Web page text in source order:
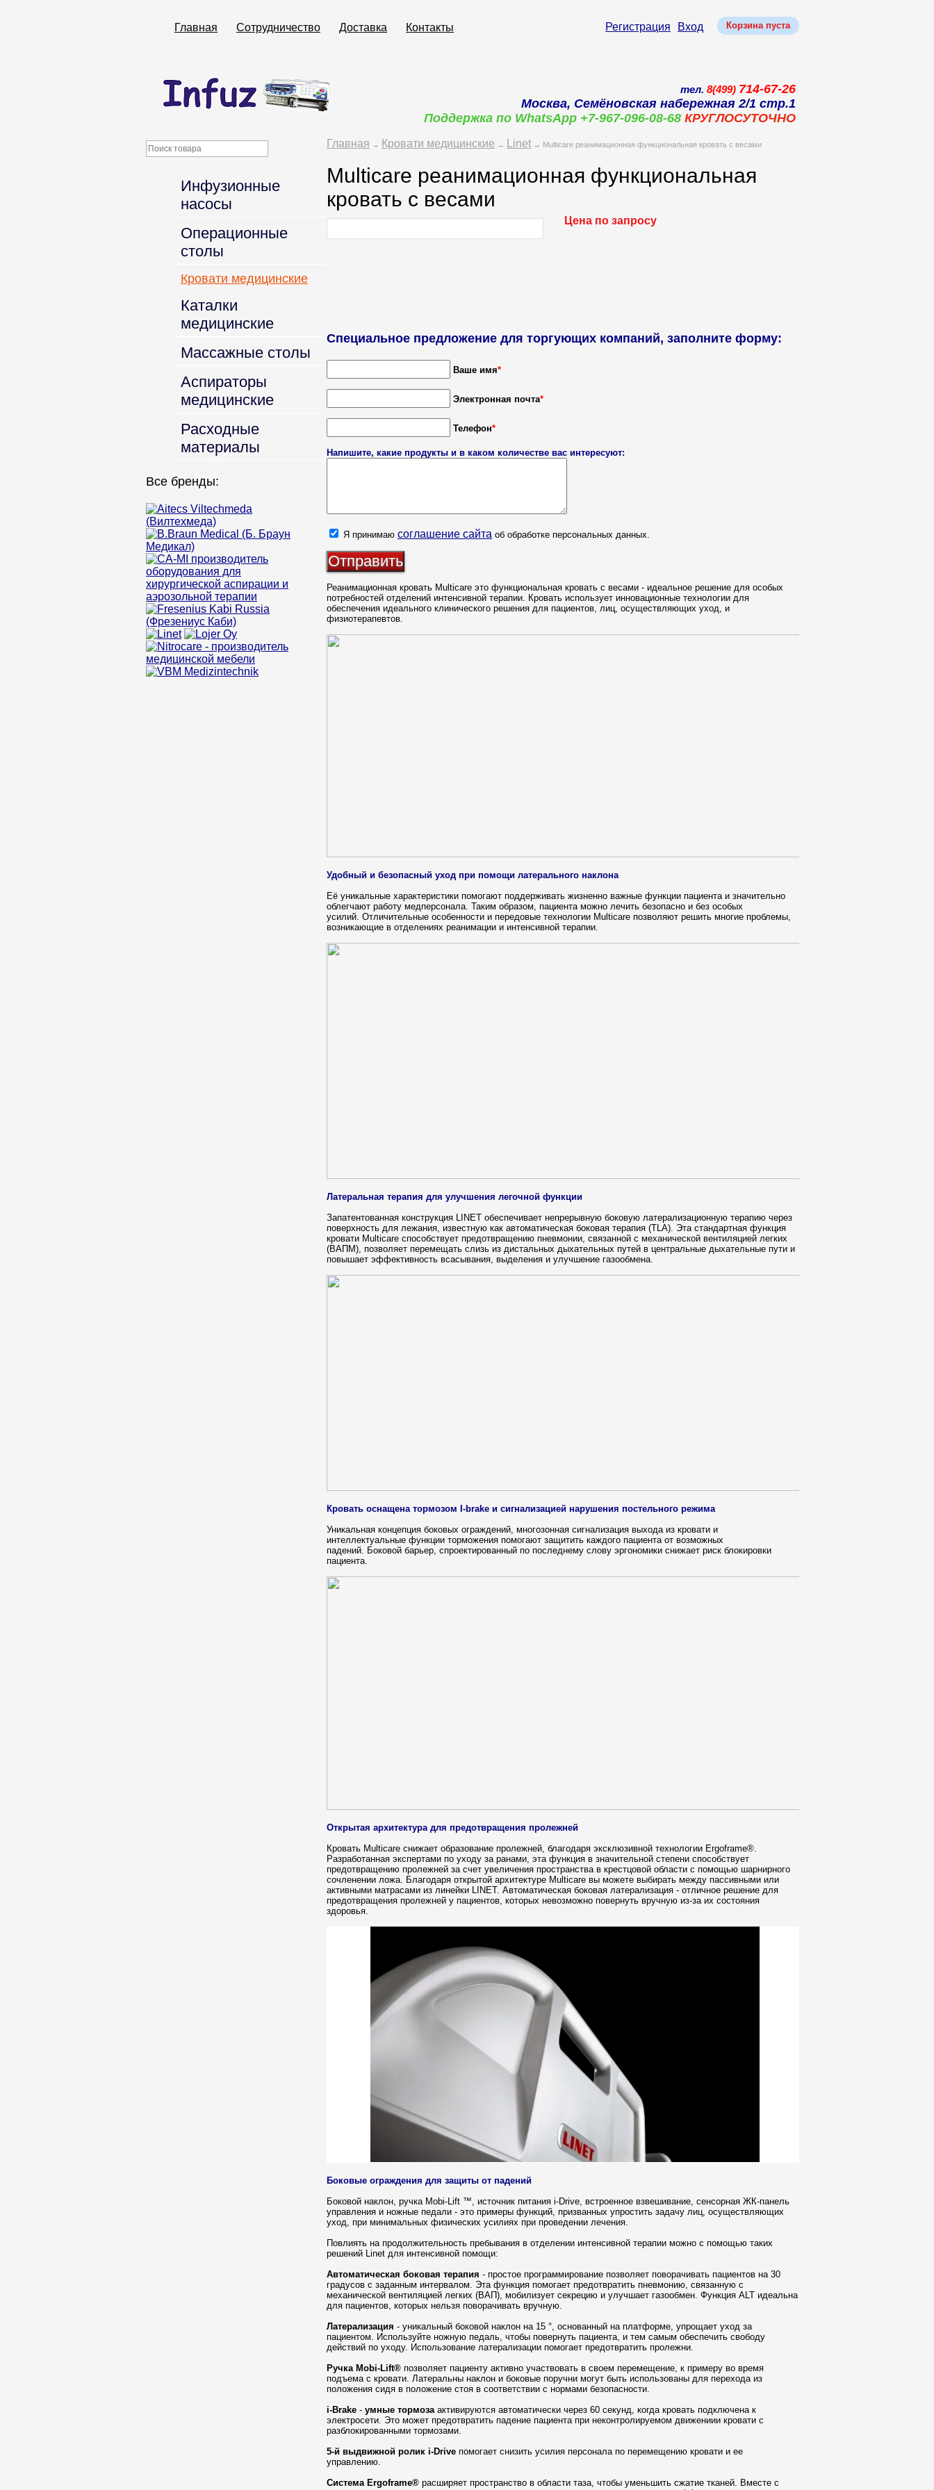
Главная Сотрудничество Доставка Контакты Корзина пуста
Регистрация Вход
тел. 8(499) 714-67-26
Москва, Семёновская набережная 2/1 стр.1
Поддержка по WhatsApp +7-967-096-08-68 КРУГЛОСУТОЧНО
Главная → Кровати медицинские → Linet → Multicare реанимационная функциональная кровать с весами
Multicare реанимационная функциональная
кровать с весами
Цена по запросу
Специальное предложение для торгующих компаний, заполните форму:
Ваше имя*
Электронная почта*
Телефон*
Напишите, какие продукты и в каком количестве вас интересуют:
Я принимаю соглашение сайта об обработке персональных данных.
Реанимационная кровать Multicare это функциональная кровать с весами - идеальное решение для особых
потребностей отделений интенсивной терапии. Кровать использует инновационные технологии для
обеспечения идеального клинического решения для пациентов, лиц, осуществляющих уход, и
физиотерапевтов.
Удобный и безопасный уход при помощи латерального наклона
Её уникальные характеристики помогают поддерживать жизненно важные функции пациента и значительно
облегчают работу медперсонала. Таким образом, пациента можно лечить безопасно и без особых
усилий. Отличительные особенности и передовые технологии Multicare позволяют решить многие проблемы,
возникающие в отделениях реанимации и интенсивной терапии.
Латеральная терапия для улучшения легочной функции
Запатентованная конструкция LINET обеспечивает непрерывную боковую латерализационную терапию через
поверхность для лежания, известную как автоматическая боковая терапия (TLA). Эта стандартная функция
кровати Multicare способствует предотвращению пневмонии, связанной с механической вентиляцией легких
(ВАПМ), позволяет перемещать слизь из дистальных дыхательных путей в центральные дыхательные пути и
повышает эффективность всасывания, выделения и улучшение газообмена.
Кровать оснащена тормозом I-brake и сигнализацией нарушения постельного режима
Уникальная концепция боковых ограждений, многозонная сигнализация выхода из кровати и
интеллектуальные функции торможения помогают защитить каждого пациента от возможных
падений. Боковой барьер, спроектированный по последнему слову эргономики снижает риск блокировки
пациента.
Открытая архитектура для предотвращения пролежней
Кровать Multicare снижает образование пролежней, благодаря эксклюзивной технологии Ergoframe®.
Разработанная экспертами по уходу за ранами, эта функция в значительной степени способствует
предотвращению пролежней за счет увеличения пространства в крестцовой области с помощью шарнирного
сочленении ложа. Благодаря открытой архитектуре Multicare вы можете выбирать между пассивными или
активными матрасами из линейки LINET. Автоматическая боковая латерализация - отличное решение для
предотвращения пролежней у пациентов, которых невозможно повернуть вручную из-за их состояния
здоровья.
Боковые ограждения для защиты от падений
Боковой наклон, ручка Mobi-Lift ™, источник питания i-Drive, встроенное взвешивание, сенсорная ЖК-панель
управления и ножные педали - это примеры функций, призванных упростить задачу лиц, осуществляющих
уход, при минимальных физических усилиях при проведении лечения.
Повлиять на продолжительность пребывания в отделении интенсивной терапии можно с помощью таких
решений Linet для интенсивной помощи:
Автоматическая боковая терапия - простое программирование позволяет поворачивать пациентов на 30
градусов с заданным интервалом. Эта функция помогает предотвратить пневмонию, связанную с
механической вентиляцией легких (ВАП), мобилизует секрецию и улучшает газообмен. Функция ALT идеальна
для пациентов, которых нельзя поворачивать вручную.
Латерализация - уникальный боковой наклон на 15 °, основанный на платформе, упрощает уход за
пациентом. Используйте ножную педаль, чтобы повернуть пациента, и тем самым обеспечить свободу
действий по уходу. Использование латерализации помогает предотвратить пролежни.
Ручка Mobi-Lift® позволяет пациенту активно участвовать в своем перемещение, к примеру во время
подъема с кровати. Латеральны наклон и боковые поручни могут быть использованы для перехода из
положения сидя в положение стоя в соответствии с нормами безопасности.
i-Brake - умные тормозаактивируются автоматически через 60 секунд, когда кровать подключена к
электросети. Это может предотвратить падение пациента при неконтролируемом движениии кровати с
разблокированными тормозами.
5-й выдвижной ролик i-Drive помогает снизить усилия персонала по перемещению кровати и ее
управлению.
Система Ergoframe® расширяет пространство в области таза, чтобы уменьшить сжатие тканей. Вместе с
Инфузионные
насосы
Операционные
столы
Кровати медицинские
Каталки
медицинские
Массажные столы
Аспираторы
медицинские
Расходные
материалы
Все бренды: